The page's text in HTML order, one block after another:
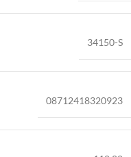
34150-S
08712418320923